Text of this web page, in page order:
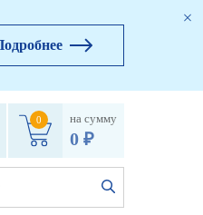
0 на сумму
0 ₽